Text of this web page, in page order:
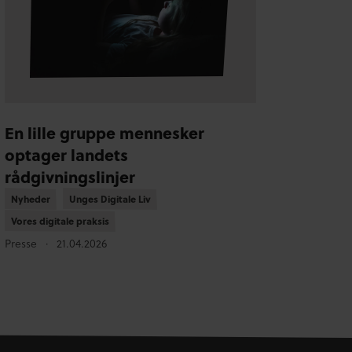
En lille gruppe mennesker
optager landets
rådgivningslinjer
Nyheder
Nyheder Unges Digitale Liv
Unges Digitale Liv
Vores digitale praksis
Vores digitale praksis
Presse 21.04.2026